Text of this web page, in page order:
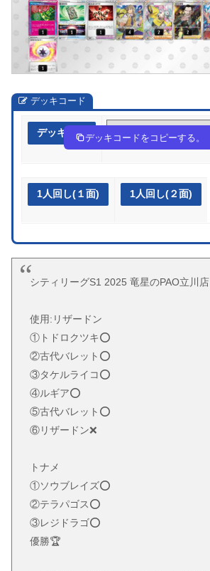
デッキコード
デッキ作成 448Dcc-DAROPh-4DKx48
デッキコードをコピーする。
1人回し(１面) 1人回し(２面)
シティリーグS1 2025 竜星のPAO立川店
使用:リザードン
①トドロクツキ⭕️
②古代バレット⭕️
③タケルライコ⭕️
④ルギア⭕️
⑤古代バレット⭕️
⑥リザードン❌
トナメ
①ソウブレイズ⭕️
②テラパゴス⭕️
③レジドラゴ⭕️
優勝🏆